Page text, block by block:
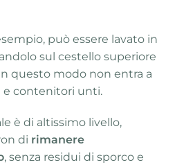
può essere lavato in
sul cestello superiore
questo modo non entra a
contenitori unti.
è di altissimo livello,
di rimanere
, senza residui di sporco e